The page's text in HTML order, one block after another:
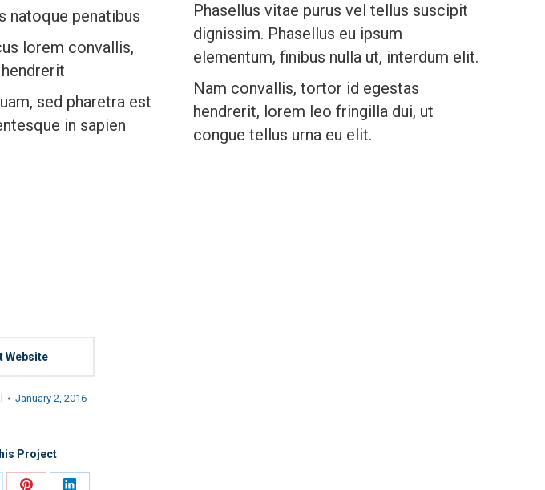
natoque penatibus
lorem convallis,
sed pharetra est
in sapien
Phasellus vitae purus vel tellus suscipit
dignissim. Phasellus eu ipsum
elementum, finibus nulla ut, interdum elit.
Nam convallis, tortor id egestas
hendrerit, lorem leo fringilla dui, ut
congue tellus urna eu elit.
Website
January 2, 2016
Project